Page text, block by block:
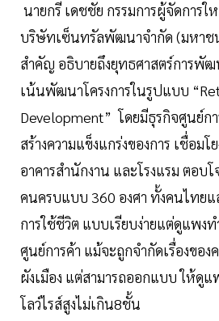
นายกรี เดชชัย กรรมการผู้จัดการ
บริษัทเซ็นทรัลพัฒนาจำกัด (มหาช
สำคัญ อธิบายถึงยุทธศาสตร์การพัฒ
เน้นพัฒนาโครงการในรูปแบบ
Development” โดยมีธุรกิจศูนย์ก
สร้างความแข็งแกร่งของการ เชื่อม
อาคารสำนักงาน และโรงแรม ตอบ
คนครบแบบ 360 องศา ทั้งคนไทย
การใช้ชีวิต แบบเรียบง่ายแต่ดูแพงท
ศูนย์การค้า แม้จะถูกจำกัดเรื่องของ
ผังเมือง แต่สามารถออกแบบ ให้ดู
โลว์ไรส์สูงไม่เกิน8ชั้น